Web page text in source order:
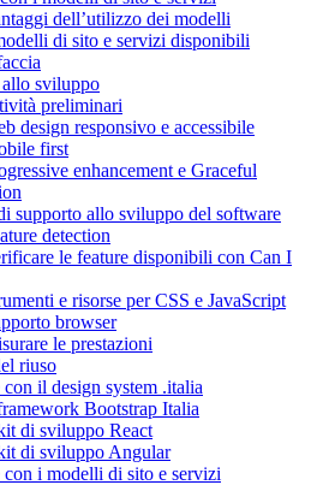
dell’utilizzo dei modelli
di sito e servizi disponibili
sviluppo
preliminari
design responsivo e accessibile
first
enhancement e Graceful
supporto allo sviluppo del software
detection
le feature disponibili con Can I
e risorse per CSS e JavaScript
browser
le prestazioni
riuso
il design system .italia
Bootstrap Italia
di sviluppo React
di sviluppo Angular
i modelli di sito e servizi